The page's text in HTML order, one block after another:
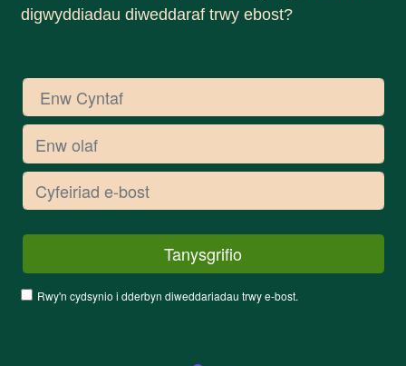
digwyddiadau diweddaraf trwy ebost?
Rwy'n cydsynio i dderbyn diweddariadau trwy e-bost.